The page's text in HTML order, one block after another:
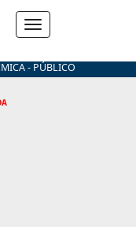
- PÚBLICO